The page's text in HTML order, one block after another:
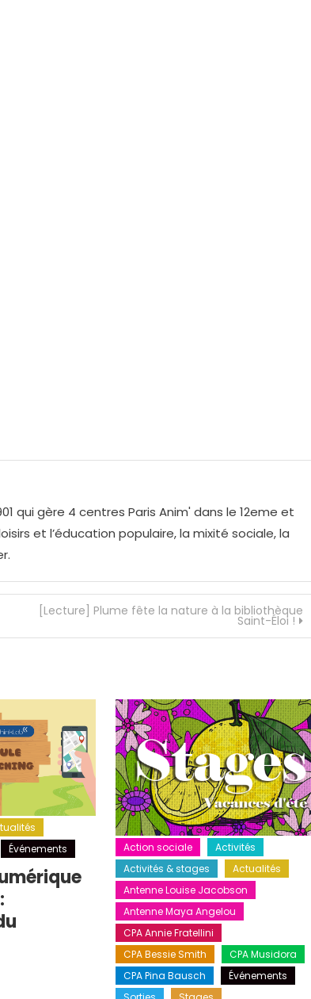
qui gère 4 centres Paris Anim' dans le 12eme et
et l’éducation populaire, la mixité sociale, la
[Lecture] Plume fête la nature à la bibliothèque
Saint-Éloi !
Événements Action sociale
Activités
Activités & stages
Actualités
Antenne Louise Jacobson
Antenne Maya Angelou
CPA Annie Fratellini
CPA Bessie Smith
CPA Musidora
CPA Pina Bausch
Événements